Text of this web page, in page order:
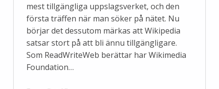
mest tillgängliga uppslagsverket, och den
första träffen när man söker på nätet. Nu
börjar det dessutom märkas att Wikipedia
satsar stort på att bli ännu tillgängligare.
Som ReadWriteWeb berättar har Wikimedia
Foundation…